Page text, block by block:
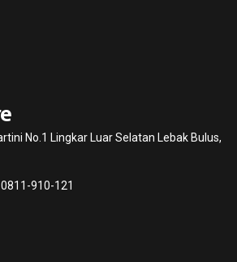
No.1 Lingkar Luar Selatan Lebak Bulus,
910-121